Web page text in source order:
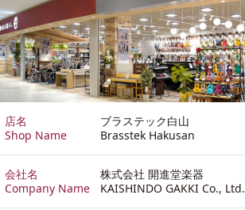
店名
Shop Name
ブラステック白山
Brasstek Hakusan
会社名
Company Name
株式会社 開進堂楽器
KAISHINDO GAKKI Co., Ltd.